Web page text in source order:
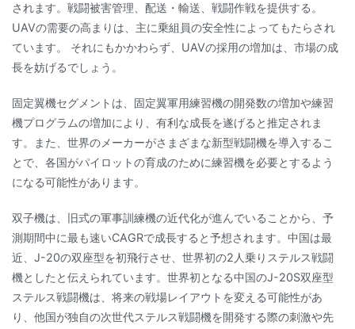
されます。戦闘被害管理、配送・輸送、戦闘作戦を提供する。
UAVの需要の高まりは、主に乗組員の安全性によってもたらされ
ています。 それにもかかわらず、UAVの採用の増加は、市場の成
長を妨げるでしょう。
固定翼機セグメントは、固定翼軍用練習機の開発数の増加や練習
機プログラムの増加により、有利な成長を遂げると推定されま
す。また、世界のメーカーがさまざまな新型戦闘機を導入するこ
とで、各国がパイロットの育成のために練習機を必要とするよう
になる可能性があります。
双子機は、旧式の軍事訓練機の近代化が進んでいることから、予
測期間中に最も速いCAGRで成長すると予想されます。中国は最
近、J-20の双座型を初飛行させ、世界初の2人乗りステルス戦闘
機としたと伝えられています。世界初となる中国のJ-20S双座型
ステルス戦闘機は、将来の戦場レイアウトを変える可能性があ
り、他国が独自の次世代ステルス戦闘機を開発する際の刺激や先